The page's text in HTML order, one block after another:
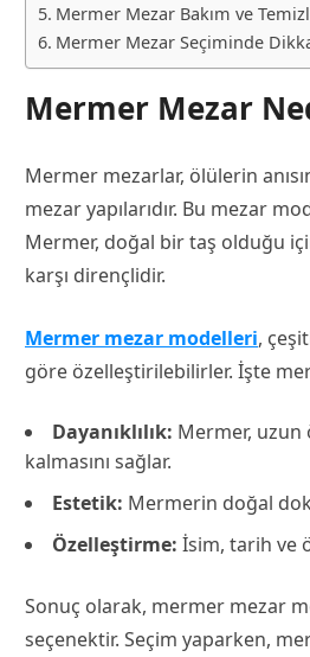
Mermer Mezar Bakım ve
Mermer Mezar Seçiminde
Mermer Mezar
Mermer mezarlar, ölülerin
mezar yapılarıdır. Bu mezar
Mermer, doğal bir taş olduğu
karşı dirençlidir.
Mermer mezar modelleri,
göre özelleştirilebilirler. İşte
Dayanıklılık: Mermer, uzun
kalmasını sağlar.
Estetik: Mermerin doğal
Özelleştirme: İsim, tarih ve
Sonuç olarak, mermer mezar
seçenektir. Seçim yaparken,